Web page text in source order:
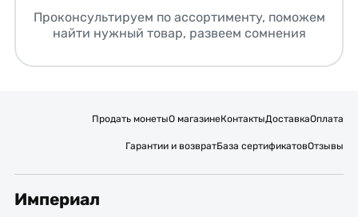
Проконсультируем по ассортименту, поможем
найти нужный товар, развеем сомнения
Продать монетыО магазинеКонтактыДоставкаОплата
Гарантии и возвратБаза сертификатовОтзывы
Империал